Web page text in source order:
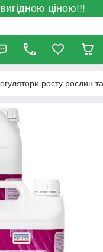
ціною!!!
росту рослин